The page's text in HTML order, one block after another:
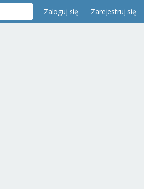
Zaloguj się Zarejestruj się